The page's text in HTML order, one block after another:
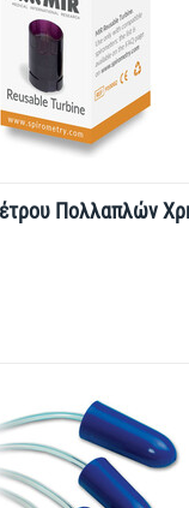
Πολλαπλών